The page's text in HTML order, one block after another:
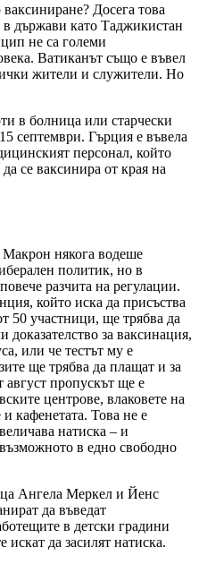
Досега това
държави като Таджикистан
не са големи
Ватиканът също е въвел
жители и служители. Но
в болница или старчески
септември. Гърция е въвела
персонал, който
се ваксинира от края на
някога водеше
политик, но в
разчита на регулации.
който иска да присъства
50 участници, ще трябва да
доказателство за ваксинация,
или че тестът му е
ще трябва да плащат и за
август пропускът ще е
центрове, влаковете на
и кафенетата. Това не е
натиска – и
в едно свободно
Ангела Меркел и Йенс
да въведат
в детски градини
да засилят натиска.